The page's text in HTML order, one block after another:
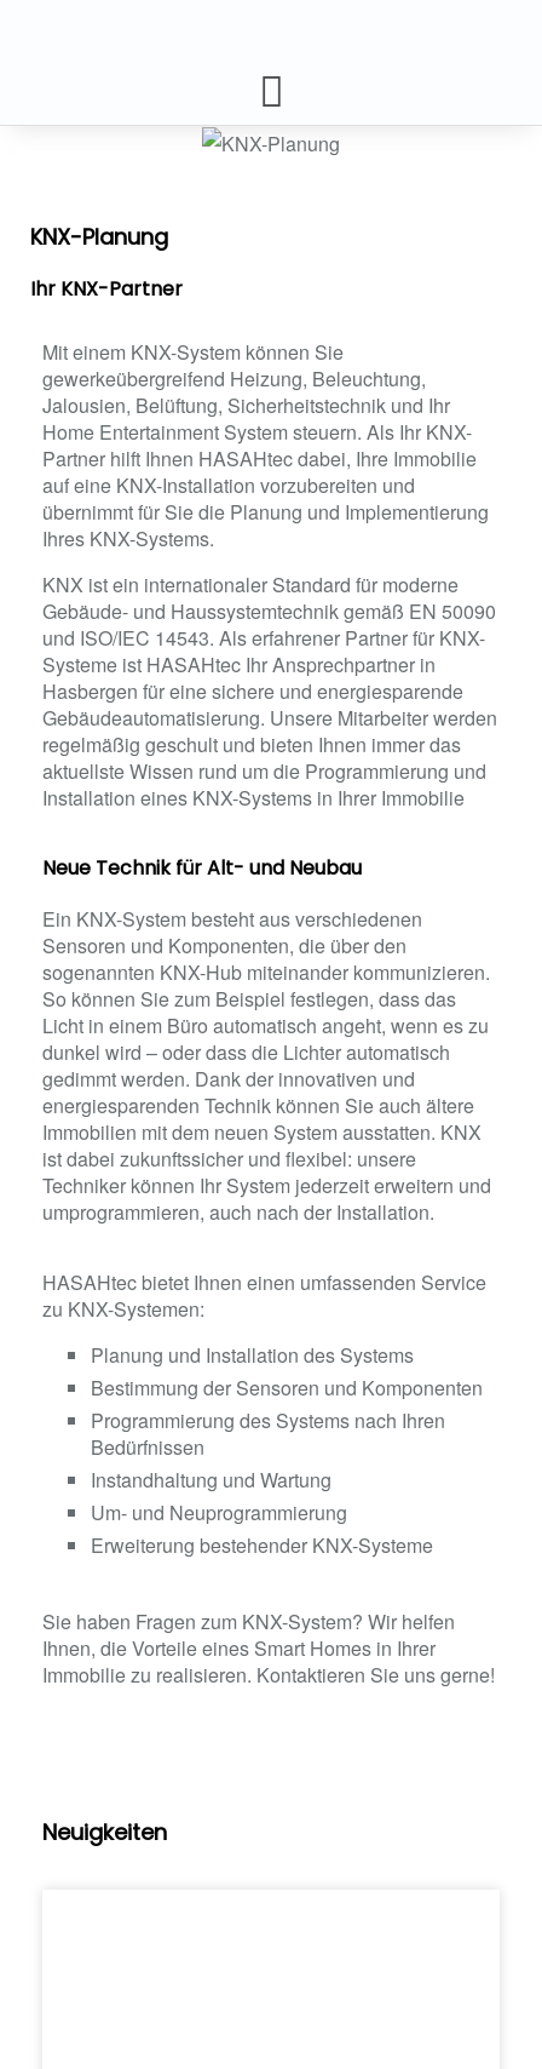
KNX-Planung
Ihr KNX-Partner
Mit einem KNX-System können Sie
gewerkeübergreifend Heizung, Beleuchtung,
Jalousien, Belüftung, Sicherheitstechnik und Ihr
Home Entertainment System steuern. Als Ihr KNX-
Partner hilft Ihnen HASAHtec dabei, Ihre Immobilie
auf eine KNX-Installation vorzubereiten und
übernimmt für Sie die Planung und Implementierung
Ihres KNX-Systems.
KNX ist ein internationaler Standard für moderne
Gebäude- und Haussystemtechnik gemäß EN 50090
und ISO/IEC 14543. Als erfahrener Partner für KNX-
Systeme ist HASAHtec Ihr Ansprechpartner in
Hasbergen für eine sichere und energiesparende
Gebäudeautomatisierung. Unsere Mitarbeiter werden
regelmäßig geschult und bieten Ihnen immer das
aktuellste Wissen rund um die Programmierung und
Installation eines KNX-Systems in Ihrer Immobilie
Neue Technik für Alt- und Neubau
Ein KNX-System besteht aus verschiedenen
Sensoren und Komponenten, die über den
sogenannten KNX-Hub miteinander kommunizieren.
So können Siezum Beispiel festlegen, dass das
Licht in einem Büro automatisch angeht, wenn es zu
dunkel wird – oder dass die Lichter automatisch
gedimmt werden. Dank der innovativen und
energiesparenden Technik können Sie auch ältere
Immobilien mit dem neuen System ausstatten. KNX
ist dabei zukunftssicher und flexibel: unsere
Techniker können Ihr System jederzeit erweitern und
umprogrammieren, auch nach der Installation.
HASAHtec bietet Ihnen einen umfassenden Service
zu KNX-Systemen:
Planung und Installation des Systems
Bestimmung der Sensoren und Komponenten
Programmierung des Systems nach Ihren
Bedürfnissen
Instandhaltung und Wartung
Um- und Neuprogrammierung
Erweiterung bestehender KNX-Systeme
Sie haben Fragen zum KNX-System? Wir helfen
Ihnen, die Vorteile eines Smart Homes in Ihrer
Immobilie zu realisieren. Kontaktieren Sie uns gerne!
Neuigkeiten